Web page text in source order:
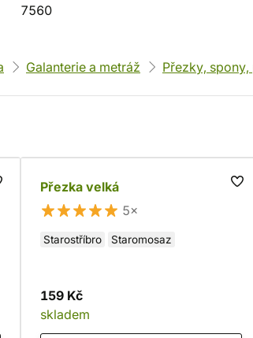
7560
Galanterie a metráž Přezky,
Přezka velká
5×
Starostříbro Staromosaz
159 Kč
skladem